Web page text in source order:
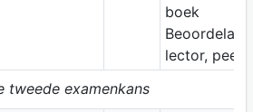
boek
Beoordelaar:
lector,
tweede examenkans